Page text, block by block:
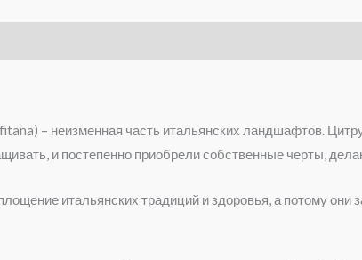
– неизменная часть итальянских ландшафтов.
и постепенно приобрели собственные черты,
итальянских традиций и здоровья, а потому они